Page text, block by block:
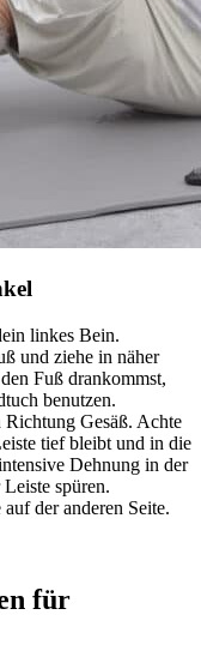
linkes Bein.
und ziehe in näher
Fuß drankommst,
benutzen.
Gesäß. Achte
tief bleibt und in die
Dehnung in der
spüren.
der anderen Seite.
für